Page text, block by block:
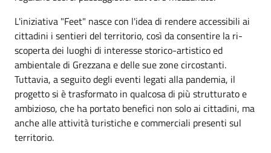
L'iniziativa "Feet" nasce con l'idea di rendere accessibili ai
cittadini i sentieri del territorio, così da consentire la ri-
scoperta dei luoghi di interesse storico-artistico ed
ambientale di Grezzana e delle sue zone circostanti.
Tuttavia, a seguito degli eventi legati alla pandemia, il
progetto si è trasformato in qualcosa di più strutturato e
ambizioso, che ha portato benefici non solo ai cittadini, ma
anche alle attività turistiche e commerciali presenti sul
territorio.